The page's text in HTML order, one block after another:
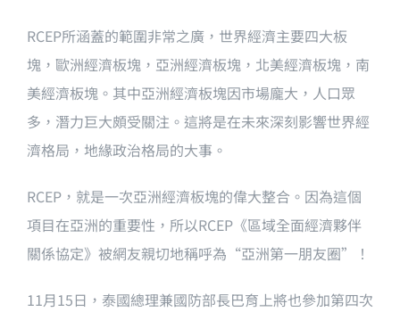
RCEP所涵蓋的範圍非常之廣，世界經濟主要四大板
塊，歐洲經濟板塊，亞洲經濟板塊，北美經濟板塊，南
美經濟板塊。其中亞洲經濟板塊因市場龐大，人口眾
多，潛力巨大頗受關注。這將是在未來深刻影響世界經
濟格局，地緣政治格局的大事。
RCEP，就是一次亞洲經濟板塊的偉大整合。因為這個
項目在亞洲的重要性，所以RCEP《區域全面經濟夥伴
關係協定》被網友親切地稱呼為“亞洲第一朋友圈”！
11月15日，泰國總理兼國防部長巴育上將也參加第四次